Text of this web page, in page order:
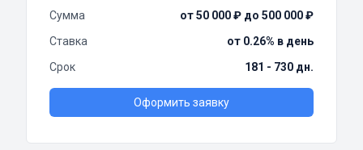
Сумма
от 50 000 ₽ до 500 000 ₽
Ставка
от 0.26% в день
Срок
181 - 730 дн.
Оформить заявку